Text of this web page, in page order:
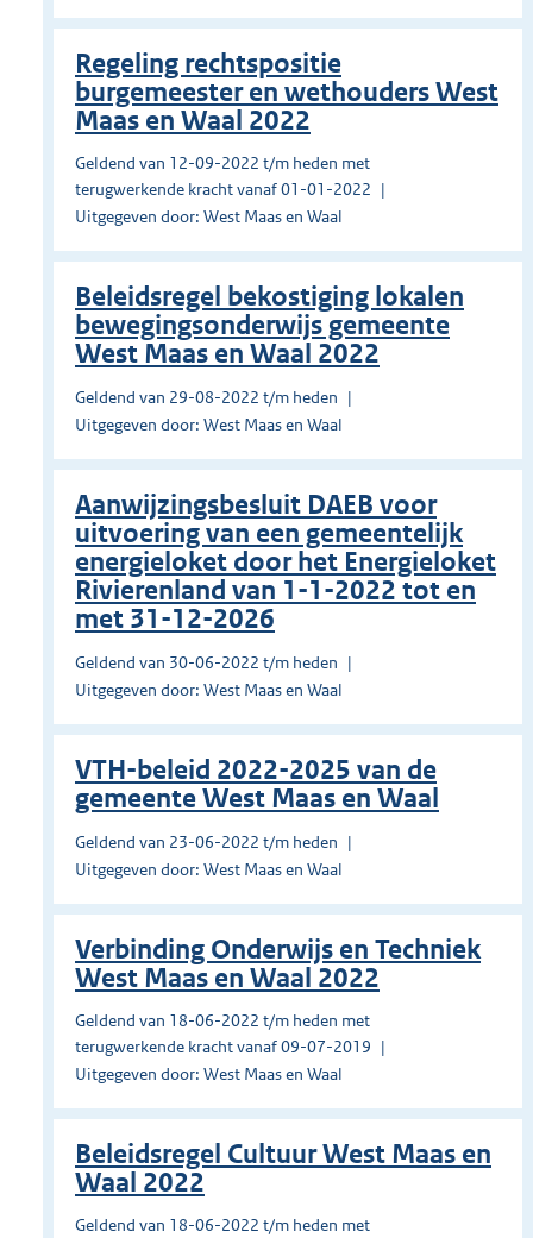
Regeling rechtspositie
burgemeester en wethouders West
Maas en Waal 2022
Geldend van 12-09-2022 t/m heden met
terugwerkende kracht vanaf 01-01-2022
Uitgegeven door: West Maas en Waal
Beleidsregel bekostiging lokalen
bewegingsonderwijs gemeente
West Maas en Waal 2022
Geldend van 29-08-2022 t/m heden
Uitgegeven door: West Maas en Waal
Aanwijzingsbesluit DAEB voor
uitvoering van een gemeentelijk
energieloket door het Energieloket
Rivierenland van 1-1-2022 tot en
met 31-12-2026
Geldend van 30-06-2022 t/m heden
Uitgegeven door: West Maas en Waal
VTH-beleid 2022-2025 van de
gemeente West Maas en Waal
Geldend van 23-06-2022 t/m heden
Uitgegeven door: West Maas en Waal
Verbinding Onderwijs en Techniek
West Maas en Waal 2022
Geldend van 18-06-2022 t/m heden met
terugwerkende kracht vanaf 09-07-2019
Uitgegeven door: West Maas en Waal
Beleidsregel Cultuur West Maas en
Waal 2022
Geldend van 18-06-2022 t/m heden met